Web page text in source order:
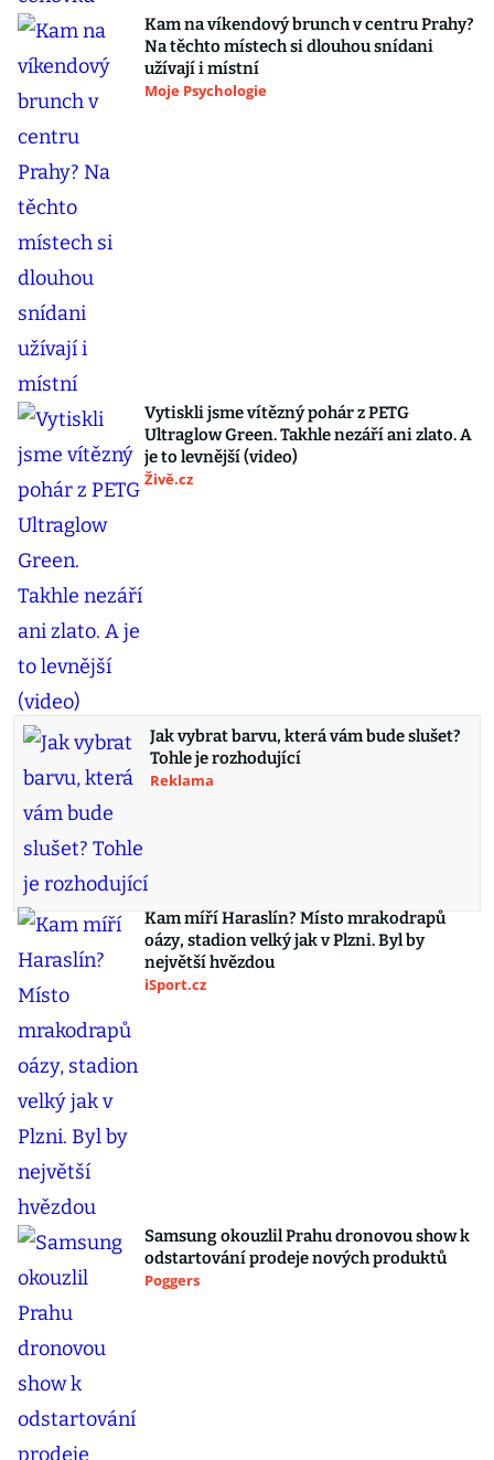
Kam na víkendový brunch v centru Prahy?
Na těchto místech si dlouhou snídani
užívají i místní
Moje Psychologie
Vytiskli jsme vítězný pohár z PETG
Ultraglow Green. Takhle nezáří ani zlato. A
je to levnější (video)
Živě.cz
Jak vybrat barvu, která vám bude slušet?
Tohle je rozhodující
Reklama
Kam míří Haraslín? Místo mrakodrapů
oázy, stadion velký jak v Plzni. Byl by
největší hvězdou
iSport.cz
Samsung okouzlil Prahu dronovou show k
odstartování prodeje nových produktů
Poggers